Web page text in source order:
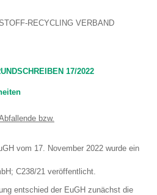
RECYCLING VERBAND
17/2022
bzw.
vom 17. November 2022 wurde ein
C238/21 veröffentlicht.
entschied der EuGH zunächst die